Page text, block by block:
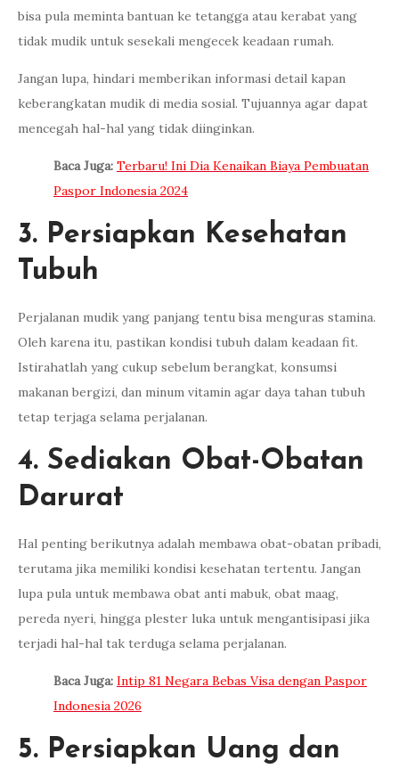
bisa pula meminta bantuan ke tetangga atau kerabat yang
tidak mudik untuk sesekali mengecek keadaan rumah.
Jangan lupa, hindari memberikan informasi detail kapan
keberangkatan mudik di media sosial. Tujuannya agar dapat
mencegah hal-hal yang tidak diinginkan.
Baca Juga: Terbaru! Ini Dia Kenaikan Biaya Pembuatan
Paspor Indonesia 2024
3. Persiapkan Kesehatan
Tubuh
Perjalanan mudik yang panjang tentu bisa menguras stamina.
Oleh karena itu, pastikan kondisi tubuh dalam keadaan fit.
Istirahatlah yang cukup sebelum berangkat, konsumsi
makanan bergizi, dan minum vitamin agar daya tahan tubuh
tetap terjaga selama perjalanan.
4. Sediakan Obat-Obatan
Darurat
Hal penting berikutnya adalah membawa obat-obatan pribadi,
terutama jika memiliki kondisi kesehatan tertentu. Jangan
lupa pula untuk membawa obat anti mabuk, obat maag,
pereda nyeri, hingga plester luka untuk mengantisipasi jika
terjadi hal-hal tak terduga selama perjalanan.
Baca Juga: Intip 81 Negara Bebas Visa dengan Paspor
Indonesia 2026
5. Persiapkan Uang dan